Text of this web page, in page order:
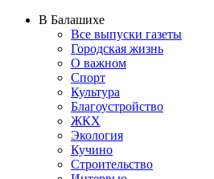
В Балашихе
Все выпуски газеты
Городская жизнь
О важном
Спорт
Культура
Благоустройство
ЖКХ
Экология
Кучино
Строительство